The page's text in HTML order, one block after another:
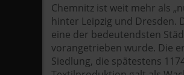
Chemnitz ist weit mehr als
hinter Leipzig und Dresden.
eine der bedeutendsten
vorangetrieben wurde. Die
Siedlung, die spätestens